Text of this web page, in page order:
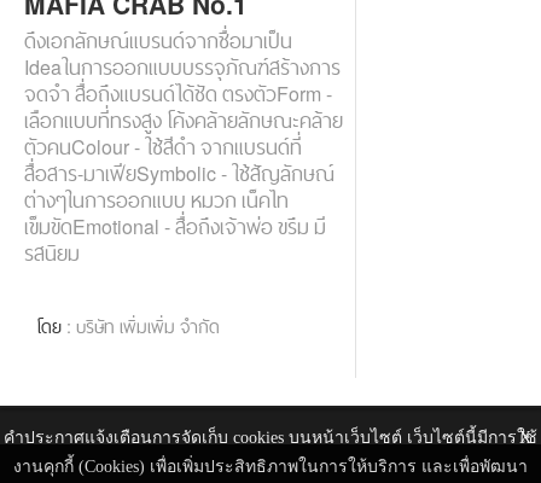
ดึงเอกลักษณ์แบรนด์จากชื่อมาเป็น
Ideaในการออกแบบบรรจุภัณฑ์สร้างการ
จดจำ สื่อถึงแบรนด์ได้ชัด ตรงตัวForm -
เลือกแบบที่ทรงสูง โค้งคล้ายลักษณะคล้าย
ตัวคนColour - ใช้สีดำ จากแบรนด์ที่
สื่อสาร-มาเฟียSymbolic - ใช้สัญลักษณ์
ต่างๆในการออกแบบ หมวก เน็คไท
เข็มขัดEmotional - สื่อถึงเจ้าพ่อ ขรึม มี
รสนิยม
โดย : บริษัท เพิ่มเพิ่ม จำกัด
X
คำประกาศแจ้งเตือนการจัดเก็บ cookies บนหน้าเว็บไซต์ เว็บไซต์นี้มีการใช้
งานคุกกี้ (Cookies) เพื่อเพิ่มประสิทธิภาพในการให้บริการ และเพื่อพัฒนา